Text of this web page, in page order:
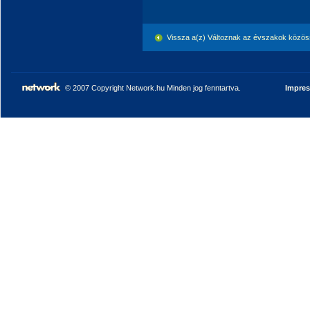
Vissza a(z) Változnak az évszakok
© 2007 Copyright Network.hu Minden jog fenntartva.